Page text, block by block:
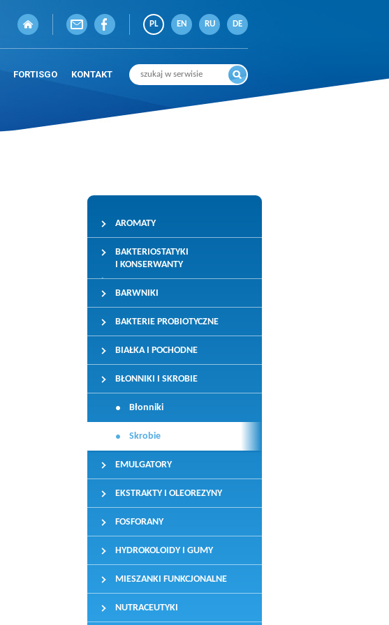
PL EN RU DE
FORTISGO KONTAKT
AROMATY
BAKTERIOSTATYKI
I KONSERWANTY
BARWNIKI
BAKTERIE PROBIOTYCZNE
BIAŁKA I POCHODNE
BŁONNIKI I SKROBIE
Błonniki
Skrobie
EMULGATORY
EKSTRAKTY I OLEOREZYNY
FOSFORANY
HYDROKOLOIDY I GUMY
MIESZANKI FUNKCJONALNE
NUTRACEUTYKI